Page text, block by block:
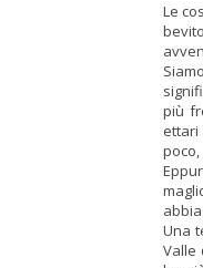
Le
più
ettari
Una
Valle